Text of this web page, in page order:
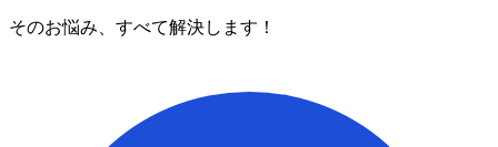
そのお悩み、すべて解決します！